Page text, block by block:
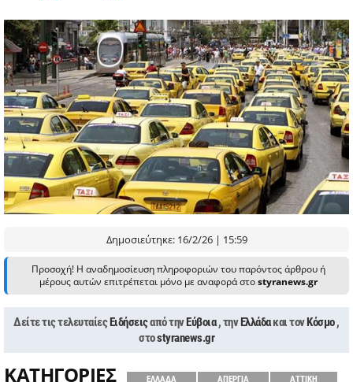
Δημοσιεύτηκε: 16/2/26 | 15:59
Προσοχή! Η αναδημοσίευση πληροφοριών του παρόντος άρθρου ή
μέρους αυτών επιτρέπεται μόνο με αναφορά στοstyranews.gr
Δείτε τις τελευταίεςΕιδήσειςαπό τηνΕύβοια , τηνΕλλάδακαι τονΚόσμο,
στοstyranews.gr
ΚΑΤΗΓΟΡΙΕΣ ΕΛΛΑΔΑ ΑΠΕΡΓΙΑ
ΑΤΤΙΚΗ